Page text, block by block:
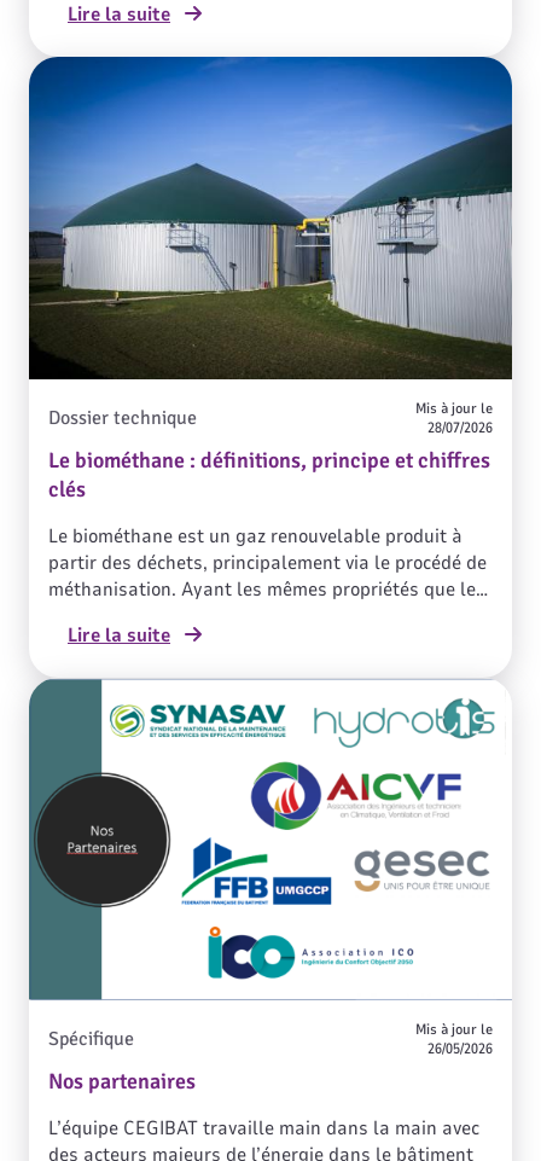
pour le Développement des Emplois et des
Compétences (EDEC) passé entre le Ministère du
Travail et les filières des gaz, de la chaleur et des
solutions énergétiques associées.
Lire la suite
Le biométhane : définitions, principe et chiffres
clés
Dossier technique
Mis à jour le
28/07/2026
Le biométhane est un gaz renouvelable produit à
partir des déchets, principalement via le procédé de
méthanisation. Ayant les mêmes propriétés que le
distribution de gaz. En février 2024, on dénombrait
annuelle d’injection de 12 TWh (l'équivalent de 3
millions de logements neufs chauffés) réduisant
ainsi l’impact climatique grâce à un contenu
carbone 8 à 10 fois plus faible que celui du gaz
naturel.
Lire la suite
Nos partenaires
Spécifique
Mis à jour le
26/05/2026
L’équipe CEGIBAT travaille main dans la main avec
des acteurs majeurs de l’énergie dans le bâtiment